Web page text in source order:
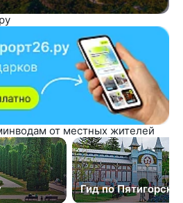
от местных жителей
Гид по Пятигорску